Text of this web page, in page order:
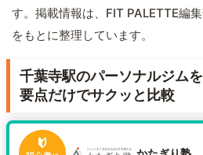
す。掲載情報は、FIT PALETTE編
をもとに整理しています。
千葉寺駅のパーソナルジムを
要点だけでサクッと比較